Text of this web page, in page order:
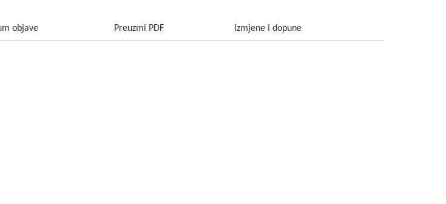
objave Preuzmi PDF Izmjene i dopune